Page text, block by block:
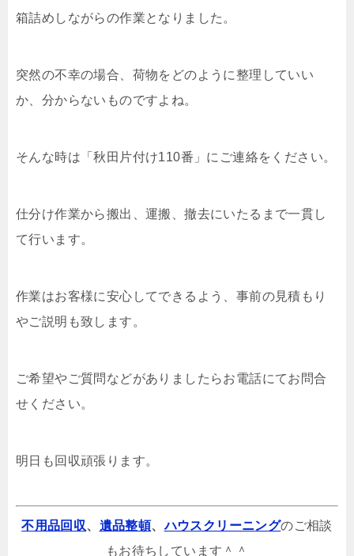
箱詰めしながらの作業となりました。
突然の不幸の場合、荷物をどのように整理していい
か、分からないものですよね。
そんな時は「秋田片付け110番」にご連絡をください。
仕分け作業から搬出、運搬、撤去にいたるまで一貫し
て行います。
作業はお客様に安心してできるよう、事前の見積もり
やご説明も致します。
ご希望やご質問などがありましたらお電話にてお問合
せください。
明日も回収頑張ります。
不用品回収、 遺品整頓、ハウスクリーニングのご相談
もお待ちしています＾＾